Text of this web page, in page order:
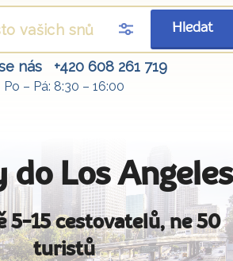
Hledat
nás +420 608 261 719
Po – Pá: 8:30 – 16:00
do Los Angeles
5-15 cestovatelů, ne 50
turistů